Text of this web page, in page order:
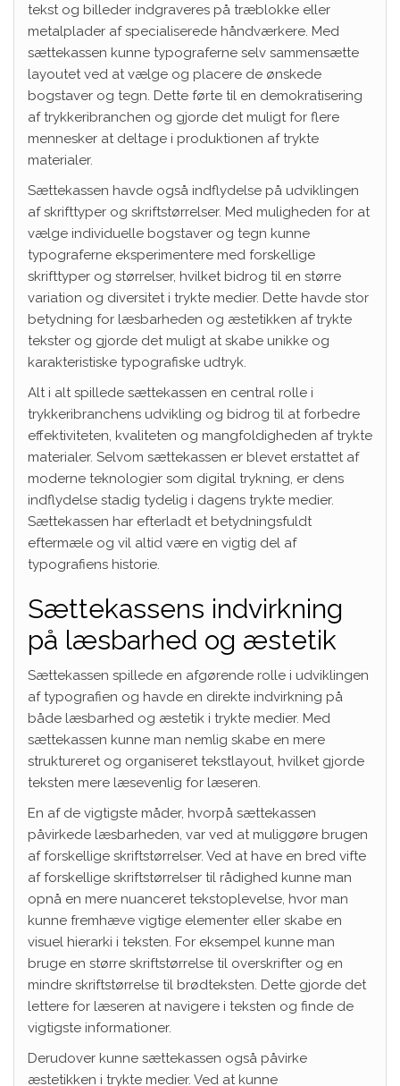
tekst og billeder indgraveres på træblokke eller
metalplader af specialiserede håndværkere. Med
sættekassen kunne typograferne selv sammensætte
layoutet ved at vælge og placere de ønskede
bogstaver og tegn. Dette førte til en demokratisering
af trykkeribranchen og gjorde det muligt for flere
mennesker at deltage i produktionen af trykte
materialer.
Sættekassen havde også indflydelse på udviklingen
af skrifttyper og skriftstørrelser. Med muligheden for at
vælge individuelle bogstaver og tegn kunne
typograferne eksperimentere med forskellige
skrifttyper og størrelser, hvilket bidrog til en større
variation og diversitet i trykte medier. Dette havde stor
betydning for læsbarheden og æstetikken af trykte
tekster og gjorde det muligt at skabe unikke og
karakteristiske typografiske udtryk.
Alt i alt spillede sættekassen en central rolle i
trykkeribranchens udvikling og bidrog til at forbedre
effektiviteten, kvaliteten og mangfoldigheden af trykte
materialer. Selvom sættekassen er blevet erstattet af
moderne teknologier som digital trykning, er dens
indflydelse stadig tydelig i dagens trykte medier.
Sættekassen har efterladt et betydningsfuldt
eftermæle og vil altid være en vigtig del af
typografiens historie.
Sættekassens indvirkning
på læsbarhed og æstetik
Sættekassen spillede en afgørende rolle i udviklingen
af typografien og havde en direkte indvirkning på
både læsbarhed og æstetik i trykte medier. Med
sættekassen kunne man nemlig skabe en mere
struktureret og organiseret tekstlayout, hvilket gjorde
teksten mere læsevenlig for læseren.
En af de vigtigste måder, hvorpå sættekassen
påvirkede læsbarheden, var ved at muliggøre brugen
af forskellige skriftstørrelser. Ved at have en bred vifte
af forskellige skriftstørrelser til rådighed kunne man
opnå en mere nuanceret tekstoplevelse, hvor man
kunne fremhæve vigtige elementer eller skabe en
visuel hierarki i teksten. For eksempel kunne man
bruge en større skriftstørrelse til overskrifter og en
mindre skriftstørrelse til brødteksten. Dette gjorde det
lettere for læseren at navigere i teksten og finde de
vigtigste informationer.
Derudover kunne sættekassen også påvirke
æstetikken i trykte medier. Ved at kunne